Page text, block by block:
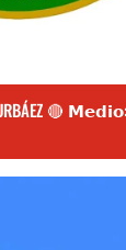
URBÁEZ 🔴